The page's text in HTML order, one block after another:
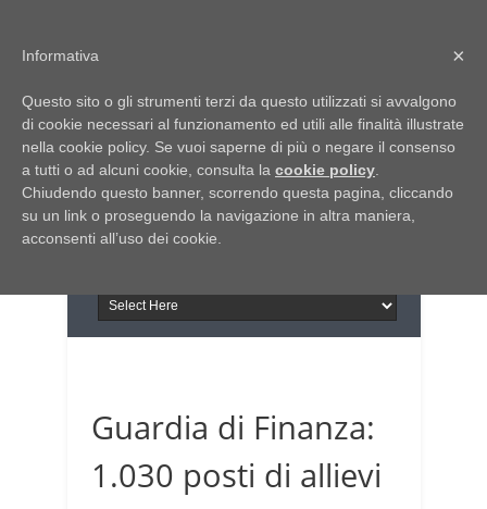
Italia Notizie
Giornale di Basilicata
Giornale di Puglia
INFORMAPUGLIA
Il portale n.1 del lavoro
in Puglia
Guardia di Finanza:
1.030 posti di allievi
×
Informativa
Questo sito o gli strumenti terzi da questo utilizzati si avvalgono
di cookie necessari al funzionamento ed utili alle finalità illustrate
nella cookie policy. Se vuoi saperne di più o negare il consenso
a tutti o ad alcuni cookie, consulta la cookie policy
Chiudendo questo banner, scorrendo questa pagina, cliccando
su un link o proseguendo la navigazione in altra maniera,
acconsenti all’uso dei cookie.